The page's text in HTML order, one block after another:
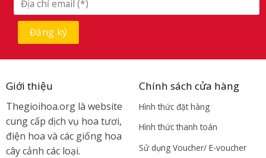
Giới thiệu
Thegioihoa.org là website
cung cấp dịch vụ hoa tươi,
điện hoa và các giống hoa
cây cảnh các loại.
Chính sách cửa hàng
Hình thức đặt hàng
Hình thức thanh toán
Sử dụng Voucher/ E-voucher